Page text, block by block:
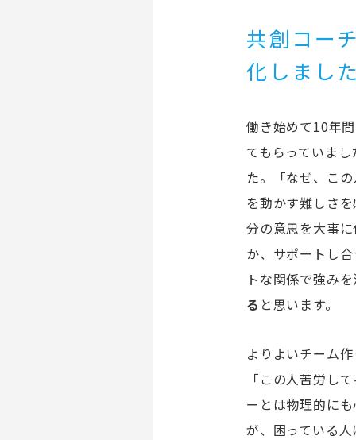
共創コー
化しまし
働き始めて10年
てもらっていま
た。「なぜ、こ
を動かす難しさ
分の意思を大事
か、サポートし
トな関係で強み
る と思います。
よりよいチーム
「この人苦労し
ーとは物理的に
が、困っている